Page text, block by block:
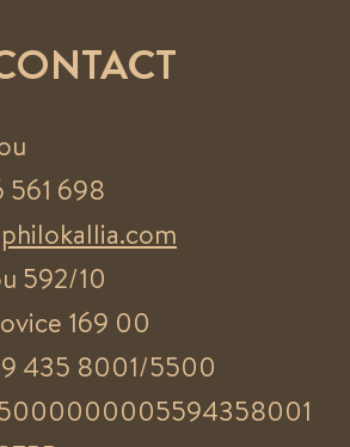
561 698
592/10
169 00
435 8001/5500